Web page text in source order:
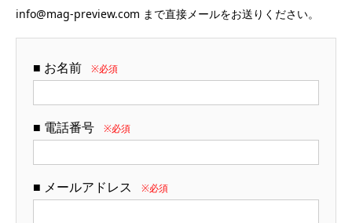
info@mag-preview.com まで直接メールをお送りください。
■ お名前 ※必須
■ 電話番号 ※必須
■ メールアドレス ※必須